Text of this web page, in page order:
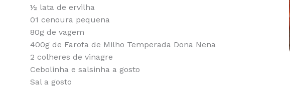
½ lata de ervilha
01 cenoura pequena
80g de vagem
400g de Farofa de Milho Temperada Dona Nena
2 colheres de vinagre
Cebolinha e salsinha a gosto
Sal a gosto